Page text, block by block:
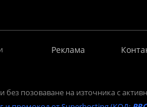
Реклама
позоваване на източника с